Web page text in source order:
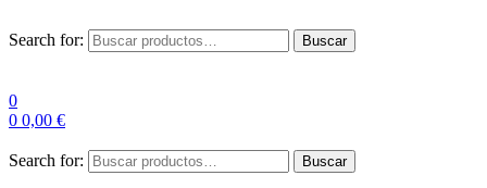
Search for: Buscar
0
0 0,00 €
Search for: Buscar